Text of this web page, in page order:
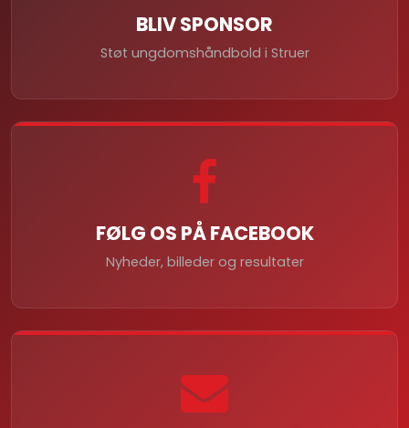
BLIV SPONSOR
Støt ungdomshåndbold i Struer
FØLG OS PÅ FACEBOOK
Nyheder, billeder og resultater